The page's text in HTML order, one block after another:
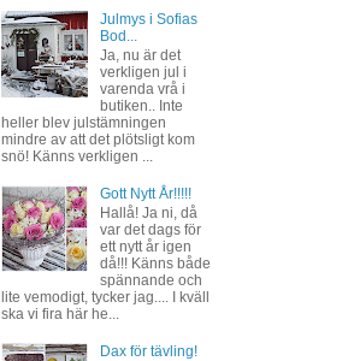
Julmys i Sofias
Bod...
Ja, nu är det
verkligen jul i
varenda vrå i
butiken.. Inte
heller blev julstämningen
mindre av att det plötsligt kom
snö! Känns verkligen ...
Gott Nytt År!!!!!
Hallå! Ja ni, då
var det dags för
ett nytt år igen
då!!! Känns både
spännande och
lite vemodigt, tycker jag.... I kväll
ska vi fira här he...
Dax för tävling!